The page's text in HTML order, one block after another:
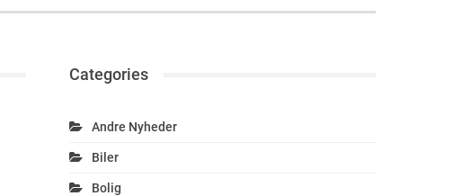
Categories
Andre Nyheder
Biler
Bolig